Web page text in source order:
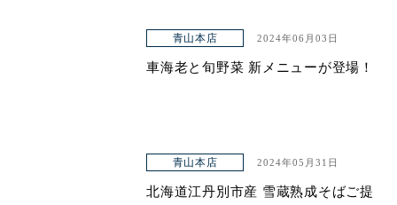
青山本店 2024年06月03日
車海老と旬野菜 新メニューが登場！
青山本店 2024年05月31日
北海道江丹別市産 雪蔵熟成そばご提